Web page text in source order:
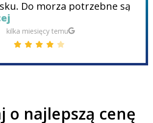
3 miesiące temu
o najlepszą cenę